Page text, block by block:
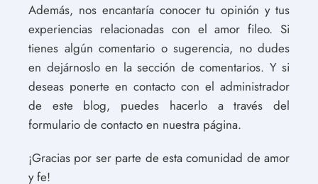
Además, nos encantaría conocer tu opinión y tus
experiencias relacionadas con el amor fileo. Si
tienes algún comentario o sugerencia, no dudes
en dejárnoslo en la sección de comentarios. Y si
deseas ponerte en contacto con el administrador
de este blog, puedes hacerlo a través del
formulario de contacto en nuestra página.
¡Gracias por ser parte de esta comunidad de amor
y fe!